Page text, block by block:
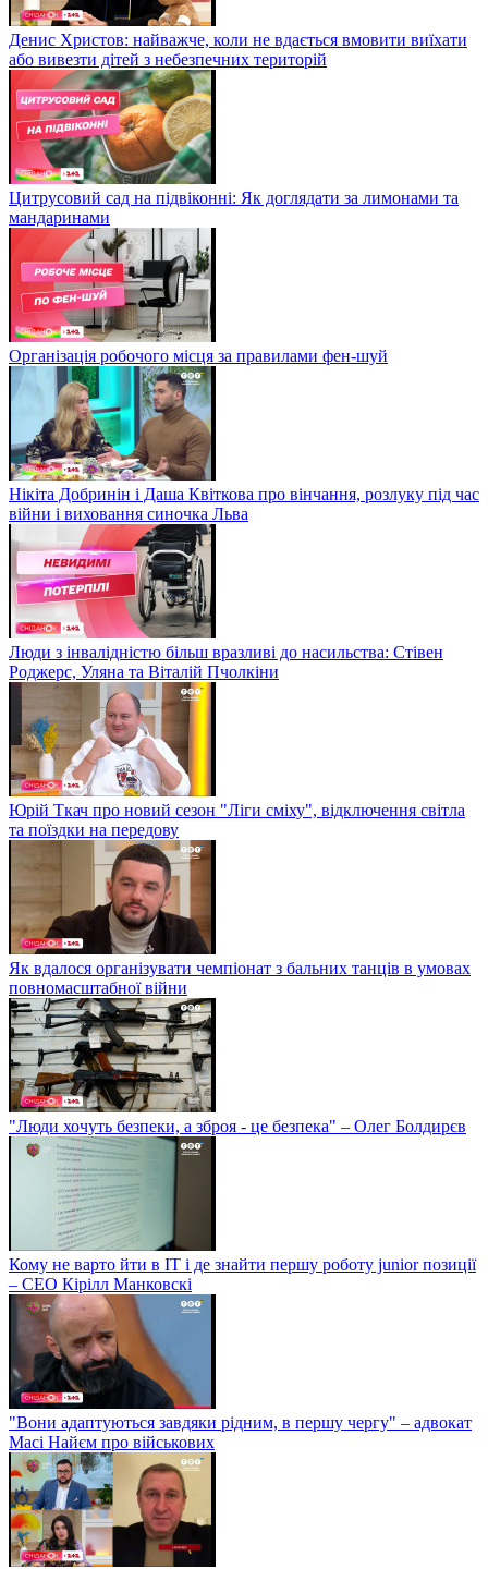
Денис Христов: найважче, коли не вдається вмовити виїхати
або вивезти дітей з небезпечних територій
Цитрусовий сад на підвіконні: Як доглядати за лимонами та
мандаринами
Організація робочого місця за правилами фен-шуй
Нікіта Добринін і Даша Квіткова про вінчання, розлуку під час
війни і виховання синочка Льва
Люди з інвалідністю більш вразливі до насильства: Стівен
Роджерс, Уляна та Віталій Пчолкіни
Юрій Ткач про новий сезон "Ліги сміху", відключення світла
та поїздки на передову
Як вдалося організувати чемпіонат з бальних танців в умовах
повномасштабної війни
"Люди хочуть безпеки, а зброя - це безпека" – Олег Болдирєв
Кому не варто йти в IT і де знайти першу роботу junior позиції
– СЕО Кірілл Манковскі
"Вони адаптуються завдяки рідним, в першу чергу" – адвокат
Масі Найєм про військових